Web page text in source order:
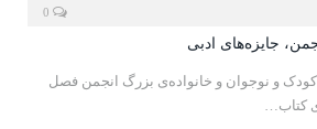
جایزه‌های ادبی
و نوجوان و خانواده‌ی بزرگ انجمن فصل
کتاب…